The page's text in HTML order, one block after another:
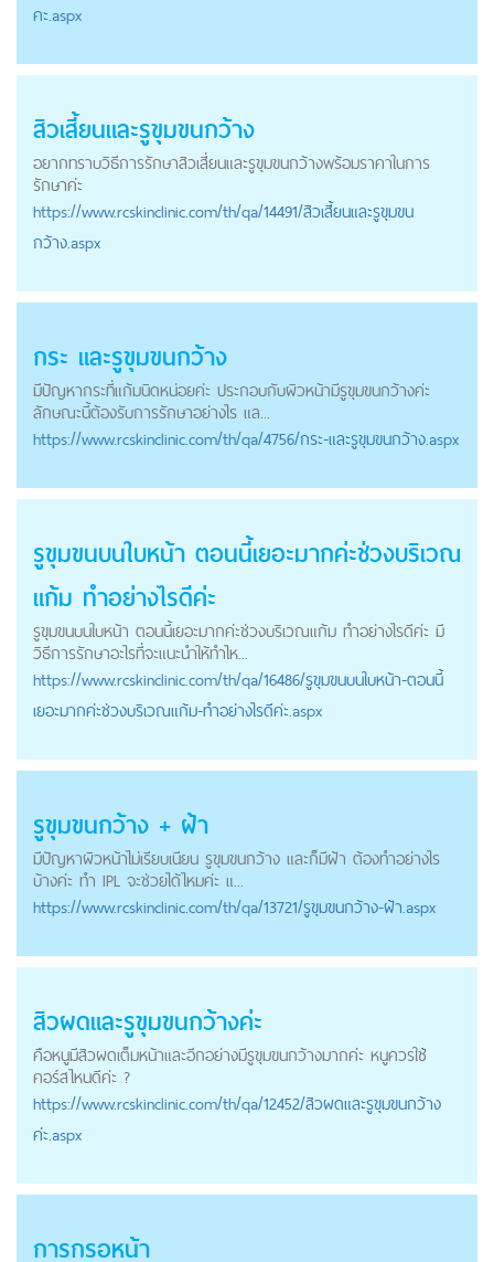
คะ.aspx
สิวเสี้ยนและรูขุมขนกว้าง
อยากทราบวิธีการรักษาสิวเสี่ยนและรูขุมขนกว้างพร้อมราคาในการ
รักษาค่ะ
https://www.rcskinclinic.com/th/qa/14491/สิวเสี้ยนและรูขุมขน
กว้าง.aspx
กระ และรูขุมขนกว้าง
มีปัญหากระที่แก้มนิดหน่อยค่ะ ประกอบกับผิวหน้ามีรูขุมขนกว้างค่ะ
ลักษณะนี้ต้องรับการรักษาอย่างไร แล...
https://www.rcskinclinic.com/th/qa/4756/กระ-และรูขุมขนกว้าง.aspx
รูขุมขนบนใบหน้า ตอนนี้เยอะมากค่ะช่วงบริเวณ
แก้ม ทำอย่างไรดีค่ะ
รูขุมขนบนใบหน้า ตอนนี้เยอะมากค่ะช่วงบริเวณแก้ม ทำอย่างไรดีค่ะ มี
วิธีการรักษาอะไรที่จะแนะนำให้ทำไห...
https://www.rcskinclinic.com/th/qa/16486/รูขุมขนบนใบหน้า-ตอนนี้
เยอะมากค่ะช่วงบริเวณแก้ม-ทำอย่างไรดีค่ะ.aspx
รูขุมขนกว้าง + ฝ้า
มีปัญหาผิวหน้าไม่เรียบเนียน รูขุมขนกว้าง และก็มีฝ้า ต้องทำอย่างไร
บ้างค่ะ ทำ IPL จะช่วยได้ไหมค่ะ แ...
https://www.rcskinclinic.com/th/qa/13721/รูขุมขนกว้าง-ฝ้า.aspx
สิวผดและรูขุมขนกว้างค่ะ
คือหนูมีสิวผดเต็มหน้าและอีกอย่างมีรูขุมขนกว้างมากค่ะ หนูควรใช้
คอร์สไหนดีค่ะ ?
https://www.rcskinclinic.com/th/qa/12452/สิวผดและรูขุมขนกว้าง
ค่ะ.aspx
การกรอหน้า